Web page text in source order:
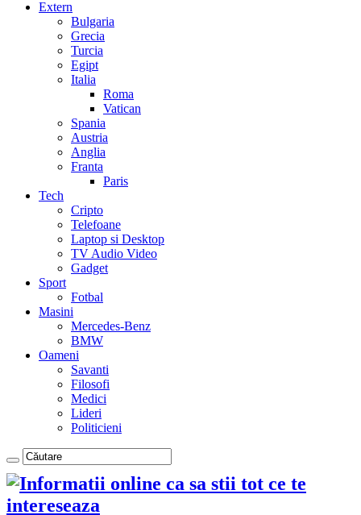
Extern
Bulgaria
Grecia
Turcia
Egipt
Italia
Roma
Vatican
Spania
Austria
Anglia
Franta
Paris
Tech
Cripto
Telefoane
Laptop si Desktop
TV Audio Video
Gadget
Sport
Fotbal
Masini
Mercedes-Benz
BMW
Oameni
Savanti
Filosofi
Medici
Lideri
Politicieni